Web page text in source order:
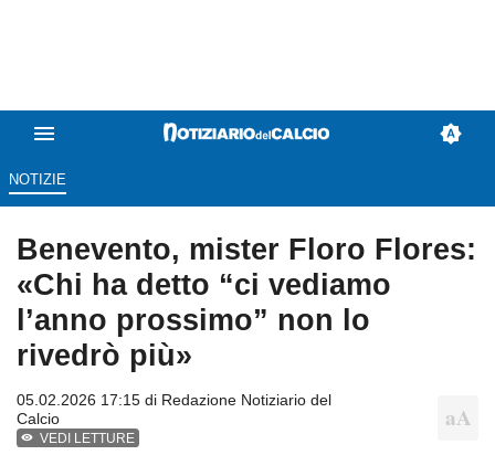
NOTIZIE
Benevento, mister Floro Flores:
«Chi ha detto “ci vediamo
l’anno prossimo” non lo
rivedrò più»
05.02.2026 17:15 di Redazione Notiziario del
Calcio
VEDI LETTURE